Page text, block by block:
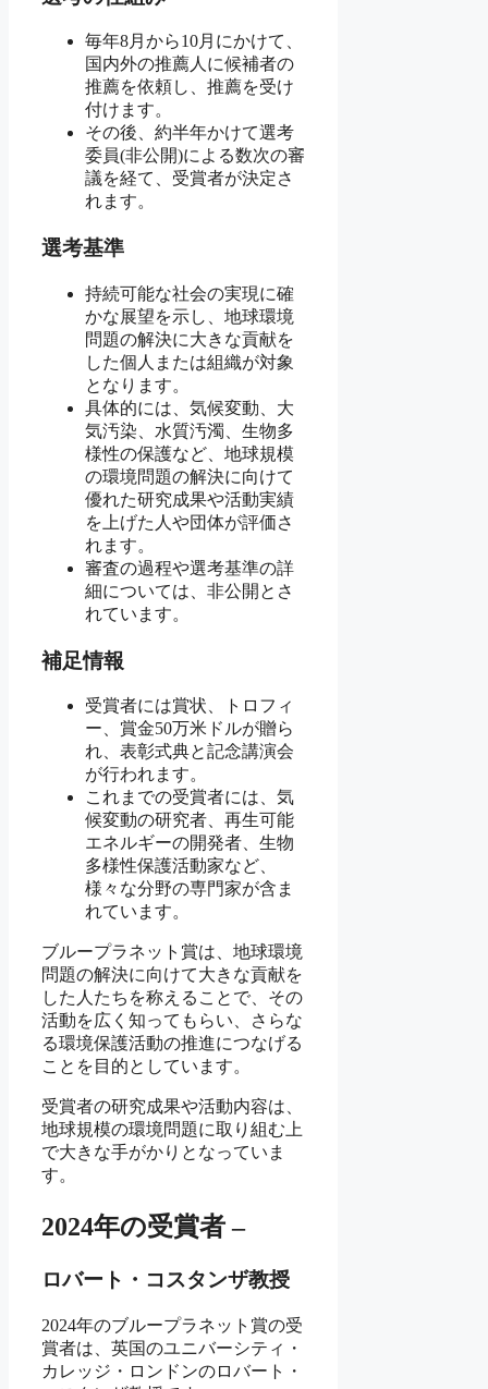
毎年8月から10月にかけて、
国内外の推薦人に候補者の
推薦を依頼し、推薦を受け
付けます。
その後、約半年かけて選考
委員(非公開)による数次の審
議を経て、受賞者が決定さ
れます。
選考基準
持続可能な社会の実現に確
かな展望を示し、地球環境
問題の解決に大きな貢献を
した個人または組織が対象
となります。
具体的には、気候変動、大
気汚染、水質汚濁、生物多
様性の保護など、地球規模
の環境問題の解決に向けて
優れた研究成果や活動実績
を上げた人や団体が評価さ
れます。
審査の過程や選考基準の詳
細については、非公開とさ
れています。
補足情報
受賞者には賞状、トロフィ
ー、賞金50万米ドルが贈ら
れ、表彰式典と記念講演会
が行われます。
これまでの受賞者には、気
候変動の研究者、再生可能
エネルギーの開発者、生物
多様性保護活動家など、
様々な分野の専門家が含ま
れています。
ブループラネット賞は、地球環境
問題の解決に向けて大きな貢献を
した人たちを称えることで、その
活動を広く知ってもらい、さらな
る環境保護活動の推進につなげる
ことを目的としています。
受賞者の研究成果や活動内容は、
地球規模の環境問題に取り組む上
で大きな手がかりとなっていま
す。
2024年の受賞者 –
ロバート・コスタンザ教授
2024年のブループラネット賞の受
賞者は、英国のユニバーシティ・
カレッジ・ロンドンのロバート・